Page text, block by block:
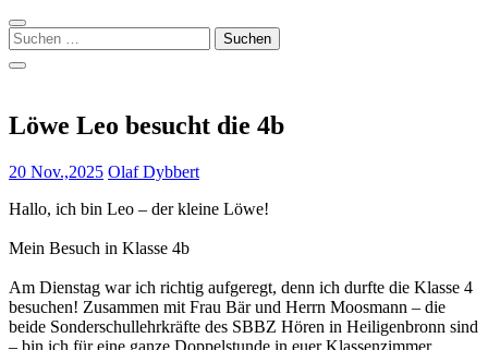
Suchen
nach:
Löwe Leo besucht die 4b
20 Nov.,2025 Olaf Dybbert
Hallo, ich bin Leo – der kleine Löwe!
Mein Besuch in Klasse 4b
Am Dienstag war ich richtig aufgeregt, denn ich durfte die Klasse 4
besuchen! Zusammen mit Frau Bär und Herrn Moosmann – die
beide Sonderschullehrkräfte des SBBZ Hören in Heiligenbronn sind
– bin ich für eine ganze Doppelstunde in euer Klassenzimmer